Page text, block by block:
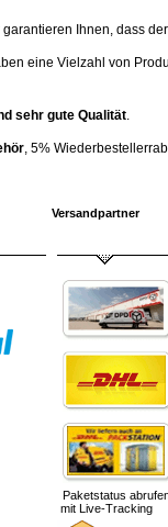
Ihnen, dass
eine Vielzahl von
sehr gute Qualität.
, 5%
Versandpartner
Paketstatus
mit Live-Tracking